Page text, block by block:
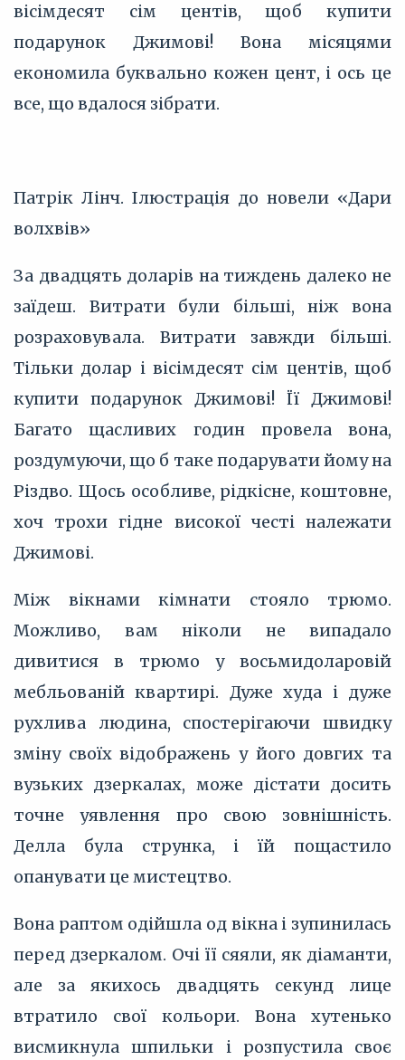
вісімдесят сім центів, щоб купити
подарунок Джимові! Вона місяцями
економила буквально кожен цент, і ось це
все, що вдалося зібрати.
Патрік Лінч. Ілюстрація до новели «Дари
волхвів»
За двадцять доларів на тиждень далеко не
заїдеш. Витрати були більші, ніж вона
розраховувала. Витрати завжди більші.
Тільки долар і вісімдесят сім центів, щоб
купити подарунок Джимові! Її Джимові!
Багато щасливих годин провела вона,
роздумуючи, що б таке подарувати йому на
Різдво. Щось особливе, рідкісне, коштовне,
хоч трохи гідне високої честі належати
Джимові.
Між вікнами кімнати стояло трюмо.
Можливо, вам ніколи не випадало
дивитися в трюмо у восьмидоларовій
мебльованій квартирі. Дуже худа і дуже
рухлива людина, спостерігаючи швидку
зміну своїх відображень у його довгих та
вузьких дзеркалах, може дістати досить
точне уявлення про свою зовнішність.
Делла була струнка, і їй пощастило
опанувати це мистецтво.
Вона раптом одійшла од вікна і зупинилась
перед дзеркалом. Очі її сяяли, як діаманти,
але за якихось двадцять секунд лице
втратило свої кольори. Вона хутенько
висмикнула шпильки і розпустила своє